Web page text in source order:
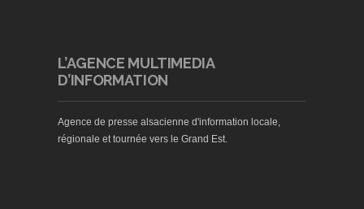
L’AGENCE MULTIMEDIA
D’INFORMATION
Agence de presse alsacienne d'information locale,
régionale et tournée vers le Grand Est.